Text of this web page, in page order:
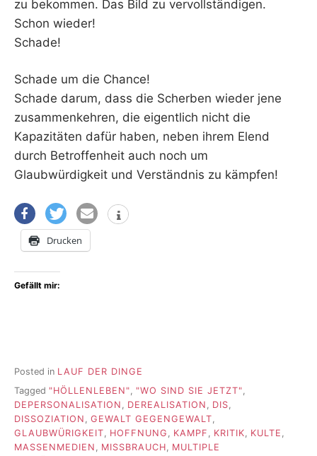
zu bekommen. Das Bild zu vervollständigen.
Schon wieder!
Schade!
Schade um die Chance!
Schade darum, dass die Scherben wieder jene
zusammenkehren, die eigentlich nicht die
Kapazitäten dafür haben, neben ihrem Elend
durch Betroffenheit auch noch um
Glaubwürdigkeit und Verständnis zu kämpfen!
Drucken
Gefällt mir:
Posted in LAUF DER DINGE
Tagged "HÖLLENLEBEN" "WO SIND SIE JETZT"
DEPERSONALISATION
DEREALISATION DIS
DISSOZIATION
GEWALT GEGENGEWALT
GLAUBWÜRIGKEIT
HOFFNUNG KAMPF KRITIK KULTE
MASSENMEDIEN
MISSBRAUCH
MULTIPLE